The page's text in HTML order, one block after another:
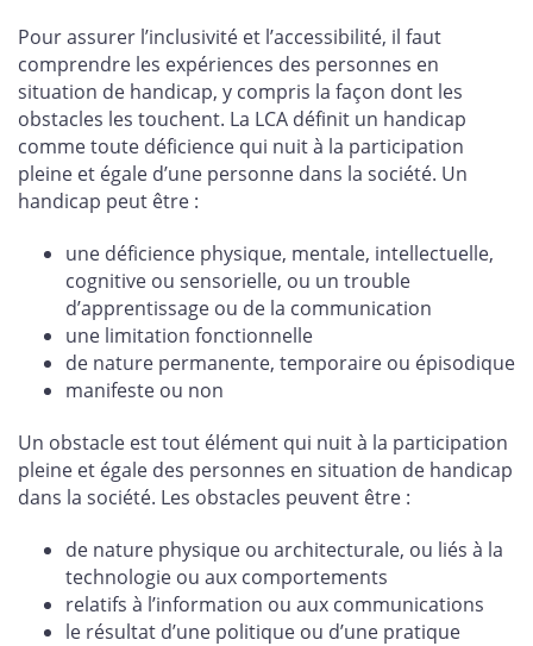
Pour assurer l’inclusivité et l’accessibilité, il faut
comprendre les expériences des personnes en
situation de handicap, y compris la façon dont les
obstacles les touchent. La LCA définit un handicap
comme toute déficience qui nuit à la participation
pleine et égale d’une personne dans la société. Un
handicap peut être :
une déficience physique, mentale, intellectuelle,
cognitive ou sensorielle, ou un trouble
d’apprentissage ou de la communication
une limitation fonctionnelle
de nature permanente, temporaire ou épisodique
manifeste ou non
Un obstacle est tout élément qui nuit à la participation
pleine et égale des personnes en situation de handicap
dans la société. Les obstacles peuvent être :
de nature physique ou architecturale, ou liés à la
technologie ou aux comportements
relatifs à l’information ou aux communications
le résultat d’une politique ou d’une pratique